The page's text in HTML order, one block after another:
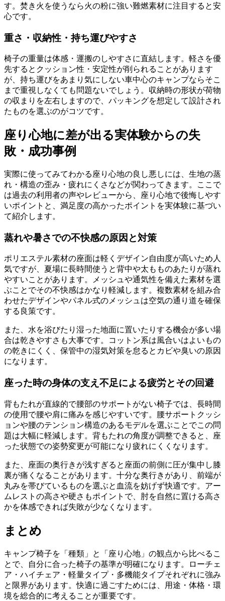
す。焚き火を使うなら火の粉に強い難燃素材に注目すると安
心です。
重さ・収納性・持ち運びやすさ
椅子の重量は体感・運搬のしやすさに直結します。軽さを優
先するとクッション性・安定性が削られることがあります
が、持ち運びをあまり気にしない車中心のキャンプならそこ
まで重視しなくても問題ないでしょう。収納時の形状が荷物
の収まりを左右しますので、パッキングを想定して設計され
たものを選ぶのがコツです。
座り心地に差が出る実体験からの失
敗・成功事例
実際に使ってみてわかる座り心地の良し悪しには、生地の蒸
れ・構造の歪み・疲れにくさなどが関わってきます。ここで
は過去の利用者の声やレビューから、座り心地で後悔しやす
いポイントと、満足度の高かったポイントを実体験に基づい
て紹介します。
蒸れや暑さでの不快感の原因と対策
ポリエステル素材の座面は軽くデザイン自由度が高いため人
気ですが、夏場に長時間使うと背中や太もものあたりが蒸れ
やすいことがあります。メッシュや通気性を備えた素材を選
ぶことでその不快感はかなり軽減します。複数素材を組み合
わせたデザインやパネル式のメッシュは空気の通り道を確保
する良策です。
また、水を浴びたり湿った地面に置いたりする機会が多い場
合は乾きやすさも大事です。コットン系は風合いはよいもの
の乾きにくく、保管中の湿気対策を怠るとカビや臭いの原因
になります。
座った時の身体の支え不足による疲労とその回避
背もたれが直線的で腰部のサポートがない椅子では、長時間
の使用で腰や肩に痛みを感じやすいです。腰サポートクッシ
ョンや腰のテンション構造のあるモデルを選ぶことでこの問
題は大幅に軽減します。背もたれの角度が調整できると、座
った状態での姿勢変更が可能になり疲れにくくなります。
また、座面の奥行きが浅すぎると座面の前側に圧が集中し膝
裏が痛くなることがあります。十分な奥行きがあり、前端が
丸みを帯びているものを選ぶと血流を妨げず快適です。アー
ムレストの高さや硬さもポイントで、肘を自然に置ける高さ
かを体感できれば失敗が少なくなります。
まとめ
キャンプ椅子を「種類」と「座り心地」の観点から比べるこ
とで、自分に合った椅子の基準が明確になります。ローチェ
ア・ハイチェア・軽量タイプ・多機能タイプそれぞれに強み
と限界があります。快適に過ごすためには、用途・体格・環
境を総合的に考えることが重要です。